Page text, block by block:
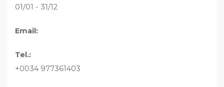
01/01 - 31/12
Email:
Tel.:
+0034 977361403